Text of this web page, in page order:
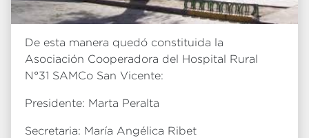
De esta manera quedó constituida la
Asociación Cooperadora del Hospital Rural
N°31 SAMCo San Vicente:
Presidente: Marta Peralta
Secretaria: María Angélica Ribet